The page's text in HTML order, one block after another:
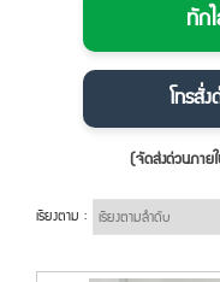
ทัก
โทรสั่
(จัดส่งด่วนภาย
เรียงตาม :